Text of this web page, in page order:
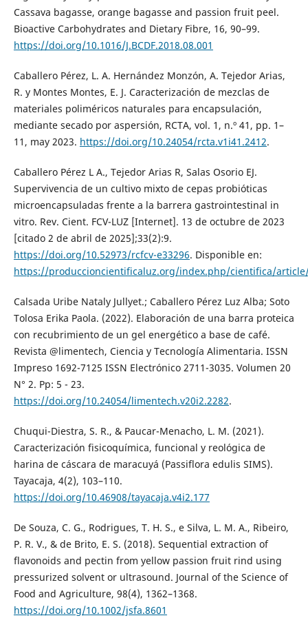
Cassava bagasse, orange bagasse and passion fruit peel.
Bioactive Carbohydrates and Dietary Fibre, 16, 90–99.
https://doi.org/10.1016/J.BCDF.2018.08.001
Caballero Pérez, L. A. Hernández Monzón, A. Tejedor Arias,
R. y Montes Montes, E. J. Caracterización de mezclas de
materiales poliméricos naturales para encapsulación,
mediante secado por aspersión, RCTA, vol. 1, n.º 41, pp. 1–
11, may 2023. https://doi.org/10.24054/rcta.v1i41.2412.
Caballero Pérez L A., Tejedor Arias R, Salas Osorio EJ.
Supervivencia de un cultivo mixto de cepas probióticas
microencapsuladas frente a la barrera gastrointestinal in
vitro. Rev. Cient. FCV-LUZ [Internet]. 13 de octubre de 2023
[citado 2 de abril de 2025];33(2):9.
https://doi.org/10.52973/rcfcv-e33296. Disponible en:
https://produccioncientificaluz.org/index.php/cientifica/
Calsada Uribe Nataly Jullyet.; Caballero Pérez Luz Alba; Soto
Tolosa Erika Paola. (2022). Elaboración de una barra proteica
con recubrimiento de un gel energético a base de café.
Revista @limentech, Ciencia y Tecnología Alimentaria. ISSN
Impreso 1692-7125 ISSN Electrónico 2711-3035. Volumen 20
N° 2. Pp: 5 - 23.
https://doi.org/10.24054/limentech.v20i2.2282.
Chuqui-Diestra, S. R., & Paucar-Menacho, L. M. (2021).
Caracterización fisicoquímica, funcional y reológica de
harina de cáscara de maracuyá (Passiflora edulis SIMS).
Tayacaja, 4(2), 103–110.
https://doi.org/10.46908/tayacaja.v4i2.177
De Souza, C. G., Rodrigues, T. H. S., e Silva, L. M. A., Ribeiro,
P. R. V., & de Brito, E. S. (2018). Sequential extraction of
flavonoids and pectin from yellow passion fruit rind using
pressurized solvent or ultrasound. Journal of the Science of
Food and Agriculture, 98(4), 1362–1368.
https://doi.org/10.1002/jsfa.8601